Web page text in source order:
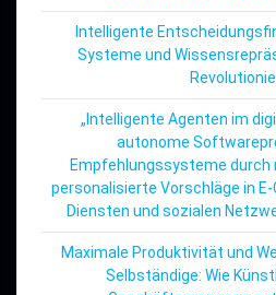
Intelligente
Systeme und
„Intelligente Agenten im
autonome
Empfehlungssysteme durch
personalisierte Vorschläge in
Diensten und sozialen
Maximale Produktivität und
Selbständige: Wie